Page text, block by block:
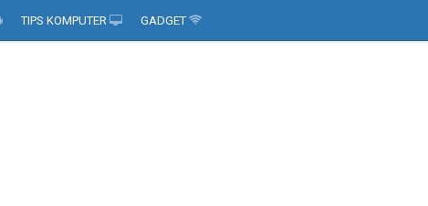
TIPS KOMPUTER GADGET